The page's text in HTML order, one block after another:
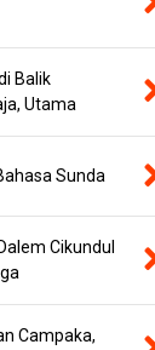
Balik
Utama
Sunda
Cikundul
Campaka,